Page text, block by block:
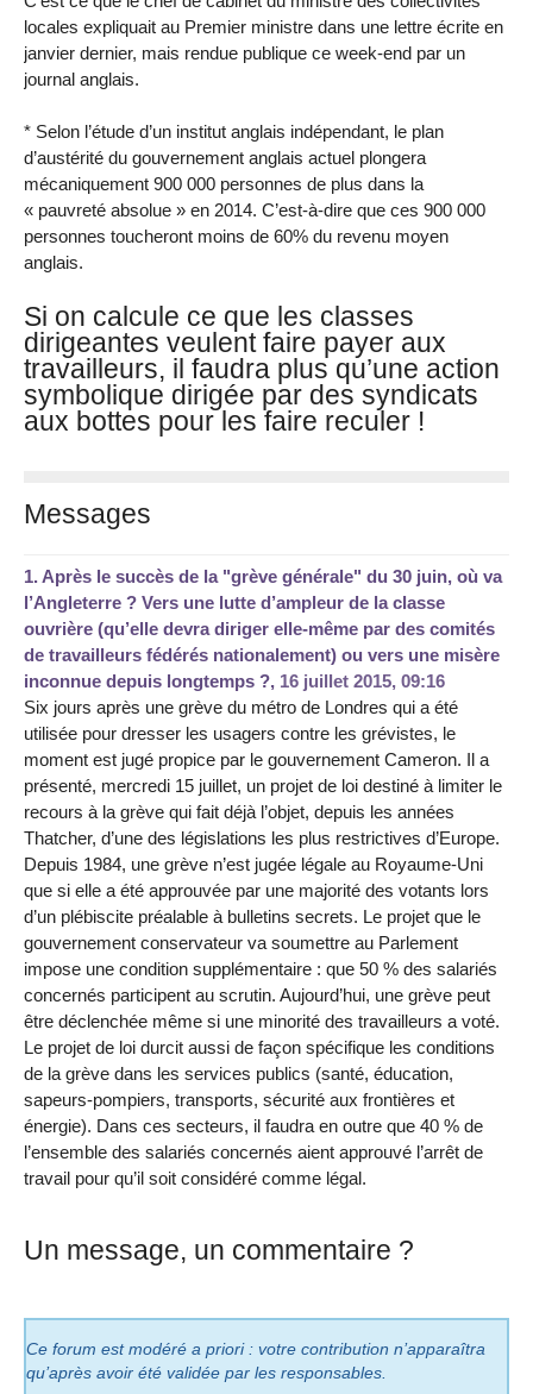
locales expliquait au Premier ministre dans une lettre écrite en
janvier dernier, mais rendue publique ce week-end par un
journal anglais.
* Selon l’étude d’un institut anglais indépendant, le plan
d’austérité du gouvernement anglais actuel plongera
mécaniquement 900 000 personnes de plus dans la
« pauvreté absolue » en 2014. C’est-à-dire que ces 900 000
personnes toucheront moins de 60% du revenu moyen
anglais.
Si on calcule ce que les classes
dirigeantes veulent faire payer aux
travailleurs, il faudra plus qu’une action
symbolique dirigée par des syndicats
aux bottes pour les faire reculer !
Messages
1. Après le succès de la "grève générale" du 30 juin, où va
l’Angleterre ? Vers une lutte d’ampleur de la classe
ouvrière (qu’elle devra diriger elle-même par des comités
de travailleurs fédérés nationalement) ou vers une misère
inconnue depuis longtemps ?, 16 juillet 2015, 09:16
Six jours après une grève du métro de Londres qui a été
utilisée pour dresser les usagers contre les grévistes, le
moment est jugé propice par le gouvernement Cameron. Il a
présenté, mercredi 15 juillet, un projet de loi destiné à limiter le
recours à la grève qui fait déjà l’objet, depuis les années
Thatcher, d’une des législations les plus restrictives d’Europe.
Depuis 1984, une grève n’est jugée légale au Royaume-Uni
que si elle a été approuvée par une majorité des votants lors
d’un plébiscite préalable à bulletins secrets. Le projet que le
gouvernement conservateur va soumettre au Parlement
impose une condition supplémentaire : que 50 % des salariés
concernés participent au scrutin. Aujourd’hui, une grève peut
être déclenchée même si une minorité des travailleurs a voté.
Le projet de loi durcit aussi de façon spécifique les conditions
de la grève dans les services publics (santé, éducation,
sapeurs-pompiers, transports, sécurité aux frontières et
énergie). Dans ces secteurs, il faudra en outre que 40 % de
l’ensemble des salariés concernés aient approuvé l’arrêt de
travail pour qu’il soit considéré comme légal.
Un message, un commentaire ?
Ce forum est modéré a priori : votre contribution n’apparaîtra
qu’après avoir été validée par les responsables.